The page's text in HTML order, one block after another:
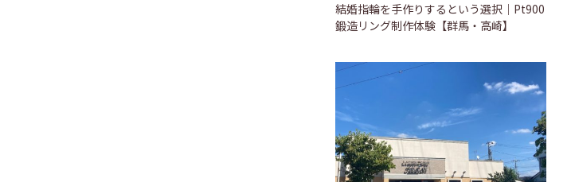
結婚指輪を手作りするという選択｜Pt900
鍛造リング制作体験【群馬・高崎】